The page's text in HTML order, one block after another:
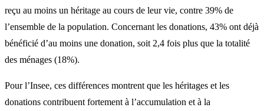
reçu au moins un héritage au cours de leur vie, contre 39% de
l’ensemble de la population. Concernant les donations, 43% ont déjà
bénéficié d’au moins une donation, soit 2,4 fois plus que la totalité
des ménages (18%).
Pour l’Insee, ces différences montrent que les héritages et les
donations contribuent fortement à l’accumulation et à la